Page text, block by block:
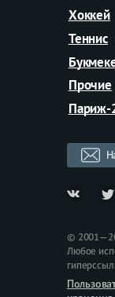
Хоккей
Теннис
Прочие
©
Любое